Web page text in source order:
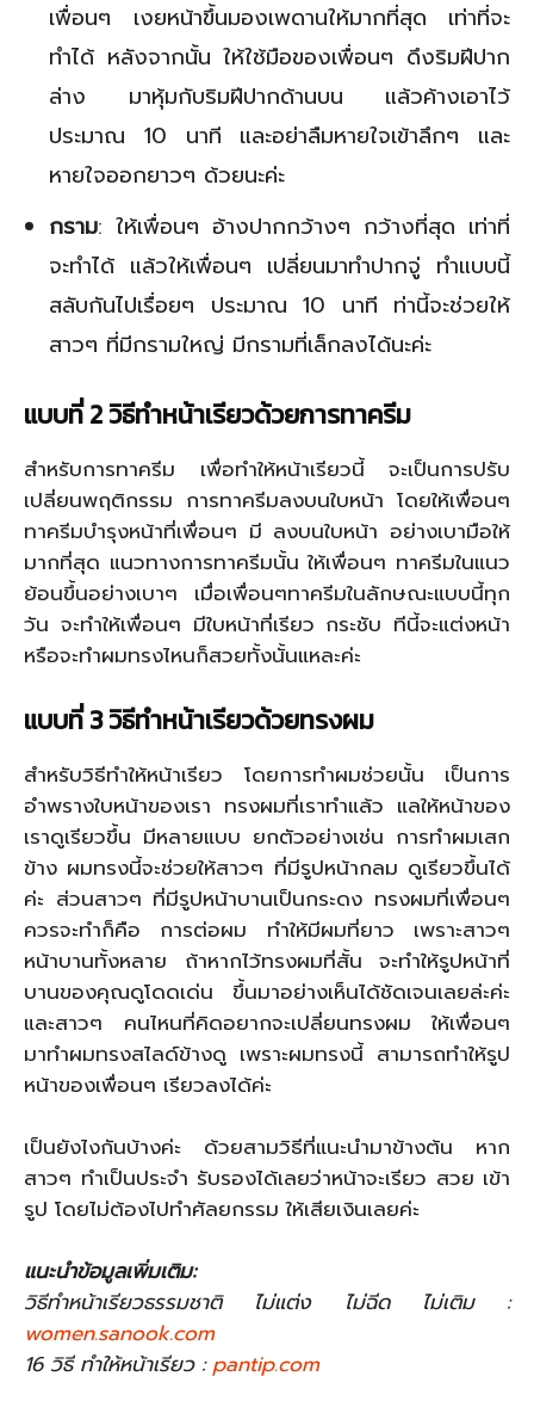
เพื่อนๆ เงยหน้าขึ้นมองเพดานให้มากที่สุด เท่าที่จะ
ทำได้ หลังจากนั้น ให้ใช้มือของเพื่อนๆ ดึงริมฝีปาก
ล่าง มาหุ้มกับริมฝีปากด้านบน แล้วค้างเอาไว้
ประมาณ 10 นาที และอย่าลืมหายใจเข้าลึกๆ และ
หายใจออกยาวๆ ด้วยนะค่ะ
กราม: ให้เพื่อนๆ อ้างปากกว้างๆ กว้างที่สุด เท่าที่
จะทำได้ แล้วให้เพื่อนๆ เปลี่ยนมาทำปากจู่ ทำแบบนี้
สลับกันไปเรื่อยๆ ประมาณ 10 นาที ท่านี้จะช่วยให้
สาวๆ ที่มีกรามใหญ่ มีกรามที่เล็กลงได้นะค่ะ
แบบที่2 วิธีทำหน้าเรียวด้วยการทาครีม
สำหรับการทาครีม เพื่อทำให้หน้าเรียวนี้ จะเป็นการปรับ
เปลี่ยนพฤติกรรม การทาครีมลงบนใบหน้า โดยให้เพื่อนๆ
ทาครีมบำรุงหน้าที่เพื่อนๆ มี ลงบนใบหน้า อย่างเบามือให้
มากที่สุด แนวทางการทาครีมนั้น ให้เพื่อนๆ ทาครีมในแนว
ย้อนขึ้นอย่างเบาๆ เมื่อเพื่อนๆทาครีมในลักษณะแบบนี้ทุก
วัน จะทำให้เพื่อนๆ มีใบหน้าที่เรียว กระชับ ทีนี้จะแต่งหน้า
หรือจะทำผมทรงไหนก็สวยทั้งนั้นแหละค่ะ
แบบที่3 วิธีทำหน้าเรียวด้วยทรงผม
สำหรับวิธีทำให้หน้าเรียว โดยการทำผมช่วยนั้น เป็นการ
อำพรางใบหน้าของเรา ทรงผมที่เราทำแล้ว แลให้หน้าของ
เราดูเรียวขึ้น มีหลายแบบ ยกตัวอย่างเช่น การทำผมเสก
ข้าง ผมทรงนี้จะช่วยให้สาวๆ ที่มีรูปหน้ากลม ดูเรียวขึ้นได้
ค่ะ ส่วนสาวๆ ที่มีรูปหน้าบานเป็นกระดง ทรงผมที่เพื่อนๆ
ควรจะทำก็คือ การต่อผม ทำให้มีผมที่ยาว เพราะสาวๆ
หน้าบานทั้งหลาย ถ้าหากไว้ทรงผมที่สั้น จะทำให้รูปหน้าที่
บานของคุณดูโดดเด่น ขึ้นมาอย่างเห็นได้ชัดเจนเลยล่ะค่ะ
และสาวๆ คนไหนที่คิดอยากจะเปลี่ยนทรงผม ให้เพื่อนๆ
มาทำผมทรงสไลด์ข้างดู เพราะผมทรงนี้ สามารถทำให้รูป
หน้าของเพื่อนๆ เรียวลงได้ค่ะ
เป็นยังไงกันบ้างค่ะ ด้วยสามวิธีที่แนะนำมาข้างต้น หาก
สาวๆ ทำเป็นประจำ รับรองได้เลยว่าหน้าจะเรียว สวย เข้า
รูป โดยไม่ต้องไปทำศัลยกรรม ให้เสียเงินเลยค่ะ
แนะนำข้อมูลเพิ่มเติม:
วิธีทําหน้าเรียวธรรมชาติ ไม่แต่ง ไม่ฉีด ไม่เติม :
women.sanook.com
16 วิธี ทําให้หน้าเรียว :pantip.com